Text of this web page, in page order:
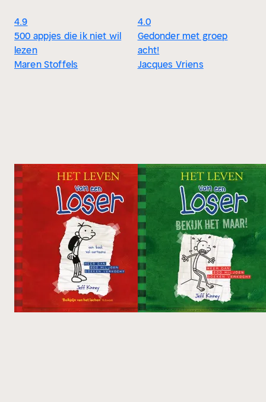
4.9
500 appjes die ik niet wil
lezen
Maren Stoffels
4.0
Gedonder met groep
acht!
Jacques Vriens